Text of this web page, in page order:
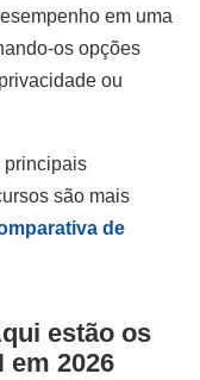
em uma
os opções
ou
principais
são mais
de
estão os
em 2026